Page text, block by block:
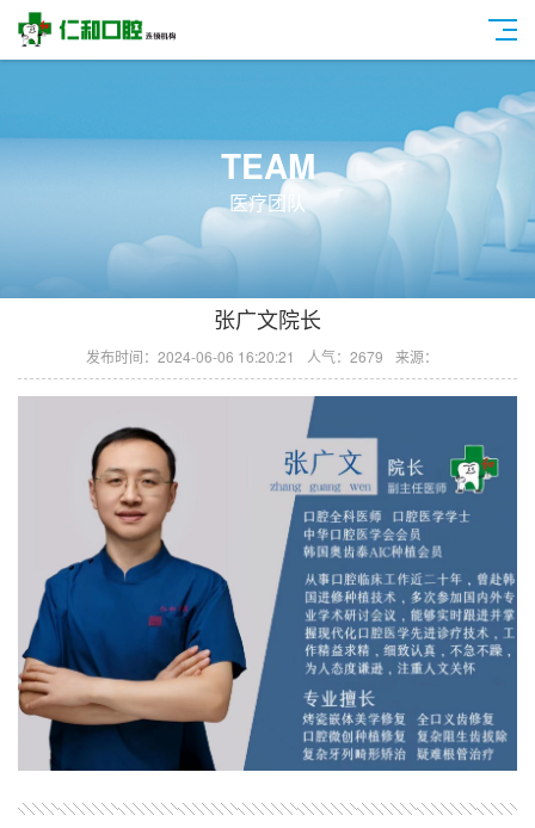
TEAM
医疗团队
张广文院长
发布时间：2024-06-06 16:20:21 人气：2679 来源：